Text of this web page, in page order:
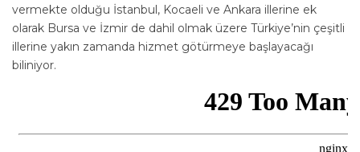
vermekte olduğu İstanbul, Kocaeli ve Ankara illerine ek
olarak Bursa ve İzmir de dahil olmak üzere Türkiye’nin çeşitli
illerine yakın zamanda hizmet götürmeye başlayacağı
biliniyor.